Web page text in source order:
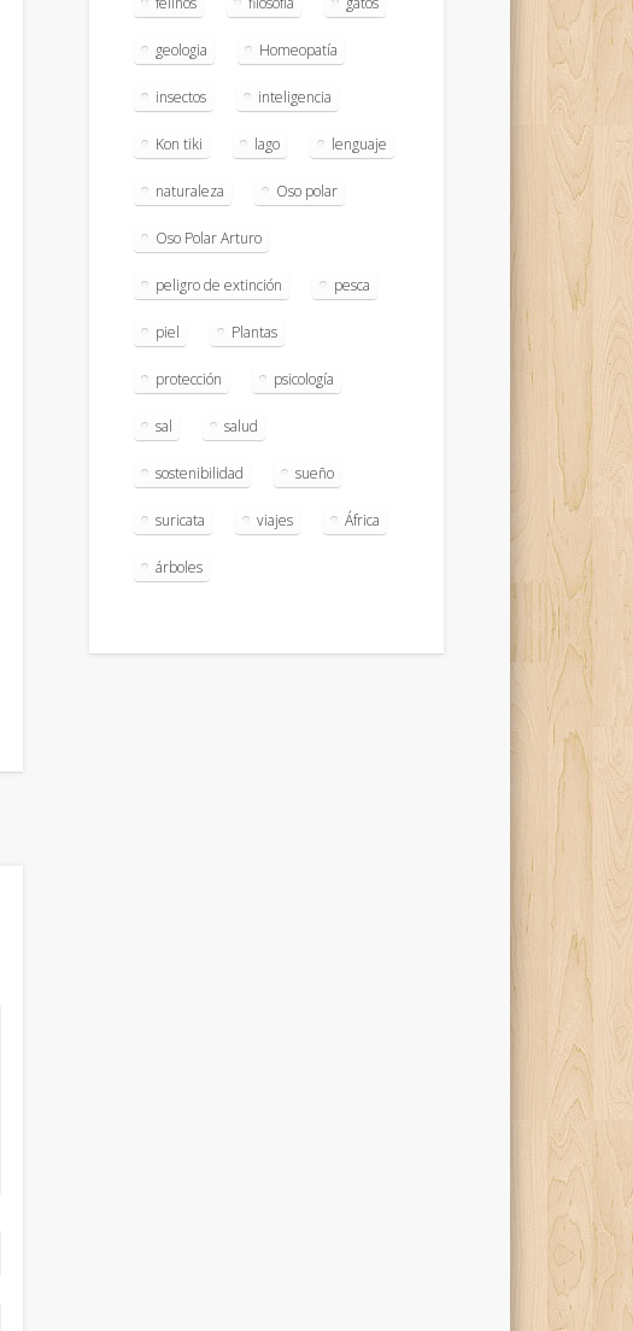
geologia Homeopatía
insectos inteligencia
Kon tiki lago lenguaje
naturaleza Oso polar
Oso Polar Arturo
peligro de extinción pesca
piel Plantas
protección psicología
sal salud
sostenibilidad sueño
suricata viajes África
árboles